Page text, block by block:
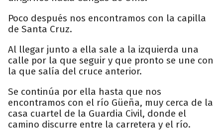
Poco después nos encontramos con la capilla
de Santa Cruz.
Al llegar junto a ella sale a la izquierda una
calle por la que seguir y que pronto se une con
la que salía del cruce anterior.
Se continúa por ella hasta que nos
encontramos con el río Güeña, muy cerca de la
casa cuartel de la Guardia Civil, donde el
camino discurre entre la carretera y el río.